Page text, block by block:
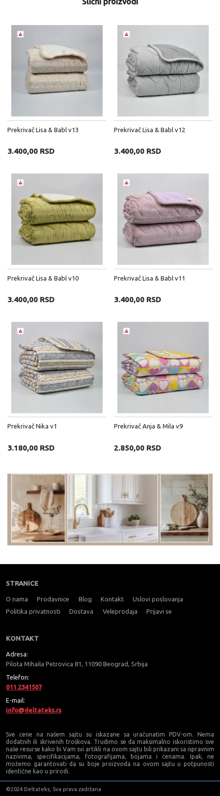
Prekrivač Lisa & Babl v13
3.400,00 RSD
Prekrivač Lisa & Babl v12
3.400,00 RSD
Prekrivač Lisa & Babl v10
3.400,00 RSD
Prekrivač Lisa & Babl v11
3.400,00 RSD
Prekrivač Nika v1
3.180,00 RSD
Prekrivač Anja & Mila v9
2.850,00 RSD
STRANICE
O nama Prodavnice Blog Kontakt
Uslovi poslovanja
Politika privatnosti
Dostava Veleprodaja Prijavi se
KONTAKT
Adresa:
Pilota Mihaila Petrovica 81, 11090 Beograd, Srbija
Telefon:
011 2341507
E-mail:
info@deltateks.rs
Sve cene na našem sajtu su iskazane sa uračunatim PDV-om. Nema
dodatnih ili skrivenih troškova. Trudimo se da maksimalno iskoristimo sve
naše resurse kako bi Vam svi artikli na ovom sajtu bili prikazani sa ispravnim
nazivima, specifikacijama, fotografijama, bojama i cenama. Ipak, ne
možemo garantovati da su boje proizvoda na ovom sajtu u potpunosti
identične kao u prirodi.
©2024 Deltateks, Sva prava zadržana